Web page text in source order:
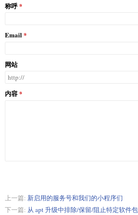
称呼
Email
网站
内容
上一篇: 新启用的服务号和我们的小程序们
下一篇: 从 apt 升级中排除/保留/阻止特定软件